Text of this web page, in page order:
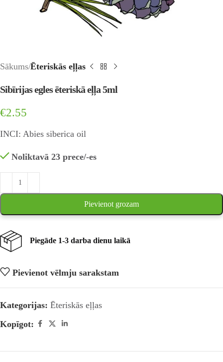
Sākums Ēteriskās eļļas
Sibīrijas egles ēteriskā eļļa 5ml
€2.55
INCI: Abies siberica oil
Noliktavā 23 prece/-es
Pievienot grozam
Piegāde 1-3 darba dienu laikā
Pievienot vēlmju sarakstam
Kategorijas: Ēteriskās eļļas
Kopīgot: